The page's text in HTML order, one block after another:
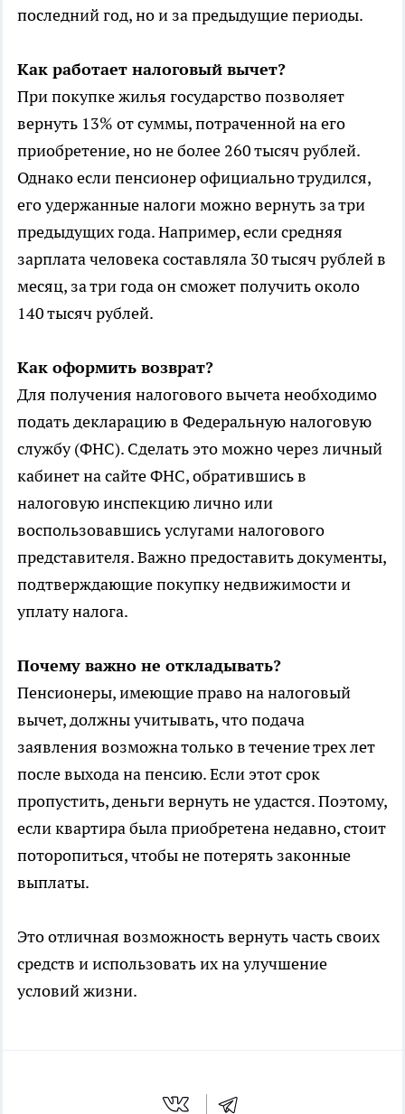
последний год, но и за предыдущие периоды.
Как работает налоговый вычет?
При покупке жилья государство позволяет
вернуть 13% от суммы, потраченной на его
приобретение, но не более 260 тысяч рублей.
Однако если пенсионер официально трудился,
его удержанные налоги можно вернуть за три
предыдущих года. Например, если средняя
зарплата человека составляла 30 тысяч рублей в
месяц, за три года он сможет получить около
140 тысяч рублей.
Как оформить возврат?
Для получения налогового вычета необходимо
подать декларацию в Федеральную налоговую
службу (ФНС). Сделать это можно через личный
кабинет на сайте ФНС, обратившись в
налоговую инспекцию лично или
воспользовавшись услугами налогового
представителя. Важно предоставить документы,
подтверждающие покупку недвижимости и
уплату налога.
Почему важно не откладывать?
Пенсионеры, имеющие право на налоговый
вычет, должны учитывать, что подача
заявления возможна только в течение трех лет
после выхода на пенсию. Если этот срок
пропустить, деньги вернуть не удастся. Поэтому,
если квартира была приобретена недавно, стоит
поторопиться, чтобы не потерять законные
выплаты.
Это отличная возможность вернуть часть своих
средств и использовать их на улучшение
условий жизни.